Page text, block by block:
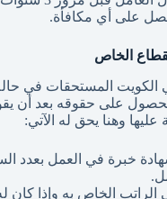
على أي مكافأة.
الخاص
المستحقات في حالة
على حقوقه بعد أن
عليها وهنا يحق له الآتي:
خبرة في العمل بعدد
الخاص به وإذا كان